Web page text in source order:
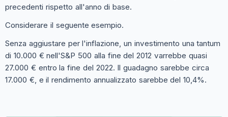
precedenti rispetto all'anno di base.
Considerare il seguente esempio.
Senza aggiustare per l'inflazione, un investimento una tantum
di 10.000 € nell'S&P 500 alla fine del 2012 varrebbe quasi
27.000 € entro la fine del 2022. Il guadagno sarebbe circa
17.000 €, e il rendimento annualizzato sarebbe del 10,4%.